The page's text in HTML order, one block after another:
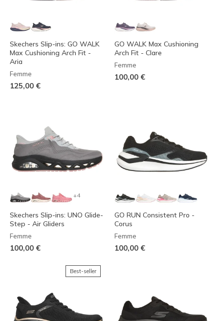
Skechers Slip-ins: GO WALK
Max Cushioning Arch Fit -
Aria
Femme
125,00 €
GO WALK Max Cushioning
Arch Fit - Clare
Femme
100,00 €
+4
Skechers Slip-ins: UNO Glide-
Step - Air Gliders
Femme
100,00 €
GO RUN Consistent Pro -
Corus
Femme
100,00 €
Best-seller